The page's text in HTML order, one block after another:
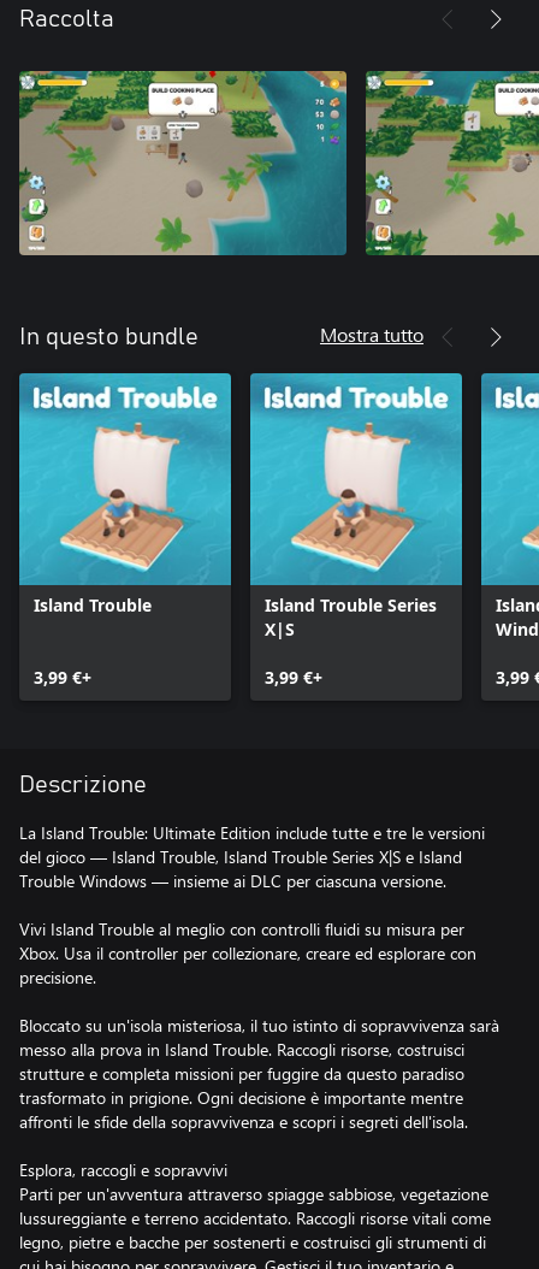
Raccolta
In questo bundle Mostra tutto
Island Trouble
3,99 €+
Island Trouble Series
X|S
3,99 €+ 3,99
Descrizione
La Island Trouble: Ultimate Edition include tutte e tre le versioni
del gioco — Island Trouble, Island Trouble Series X|S e Island
Trouble Windows — insieme ai DLC per ciascuna versione.
Vivi Island Trouble al meglio con controlli fluidi su misura per
Xbox. Usa il controller per collezionare, creare ed esplorare con
precisione.
Bloccato su un'isola misteriosa, il tuo istinto di sopravvivenza sarà
messo alla prova in Island Trouble. Raccogli risorse, costruisci
strutture e completa missioni per fuggire da questo paradiso
trasformato in prigione. Ogni decisione è importante mentre
affronti le sfide della sopravvivenza e scopri i segreti dell'isola.
Esplora, raccogli e sopravvivi
Parti per un'avventura attraverso spiagge sabbiose, vegetazione
lussureggiante e terreno accidentato. Raccogli risorse vitali come
legno, pietre e bacche per sostenerti e costruisci gli strumenti di